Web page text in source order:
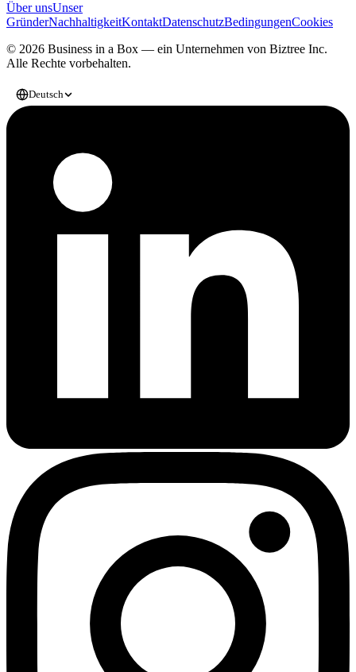
Über unsUnser
GründerNachhaltigkeitKontaktDatenschutzBedingungenCookies
© 2026 Business in a Box — ein Unternehmen von Biztree Inc.
Alle Rechte vorbehalten.
Deutsch